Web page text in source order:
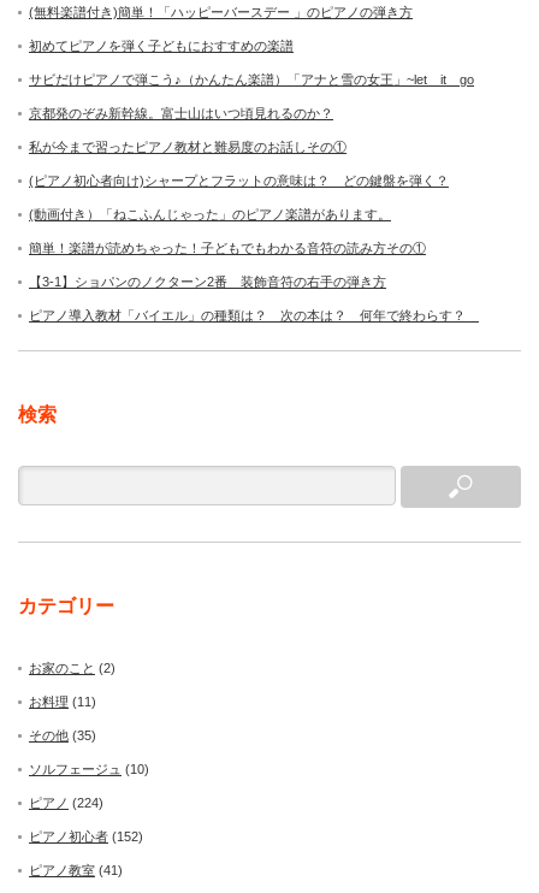
(無料楽譜付き)簡単！「ハッピーバースデー 」のピアノの弾き方
初めてピアノを弾く子どもにおすすめの楽譜
サビだけピアノで弾こう♪（かんたん楽譜）「アナと雪の女王」~let it go
京都発のぞみ新幹線。富士山はいつ頃見れるのか？
私が今まで習ったピアノ教材と難易度のお話しその①
(ピアノ初心者向け)シャープとフラットの意味は？ どの鍵盤を弾く？
(動画付き）「ねこふんじゃった」のピアノ楽譜があります。
簡単！楽譜が読めちゃった！子どもでもわかる音符の読み方その①
【3-1】ショパンのノクターン2番 装飾音符の右手の弾き方
ピアノ導入教材「バイエル」の種類は？ 次の本は？ 何年で終わらす？
検索
カテゴリー
お家のこと (2)
お料理 (11)
その他 (35)
ソルフェージュ (10)
ピアノ (224)
ピアノ初心者 (152)
ピアノ教室 (41)